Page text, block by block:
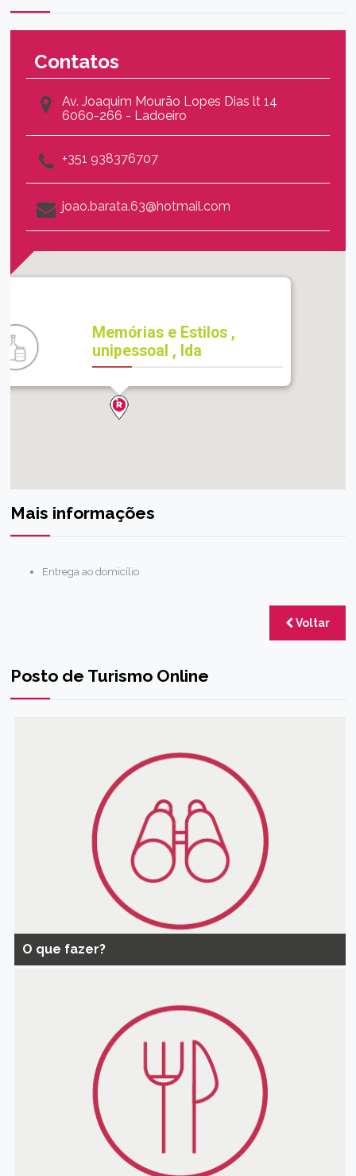
Contatos
Av. Joaquim Mourão Lopes Dias lt 14
6060-266 - Ladoeiro
+351 938376707
joao.barata.63@hotmail.com
Memórias e Estilos ,
unipessoal , lda
Mais informações
Entrega ao domicílio
Voltar
Posto de Turismo Online
O que fazer?